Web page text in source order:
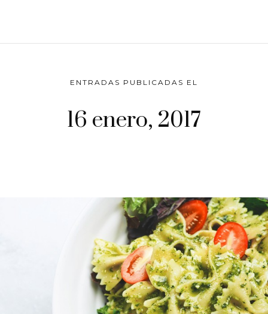
ENTRADAS PUBLICADAS EL
16 enero, 2017